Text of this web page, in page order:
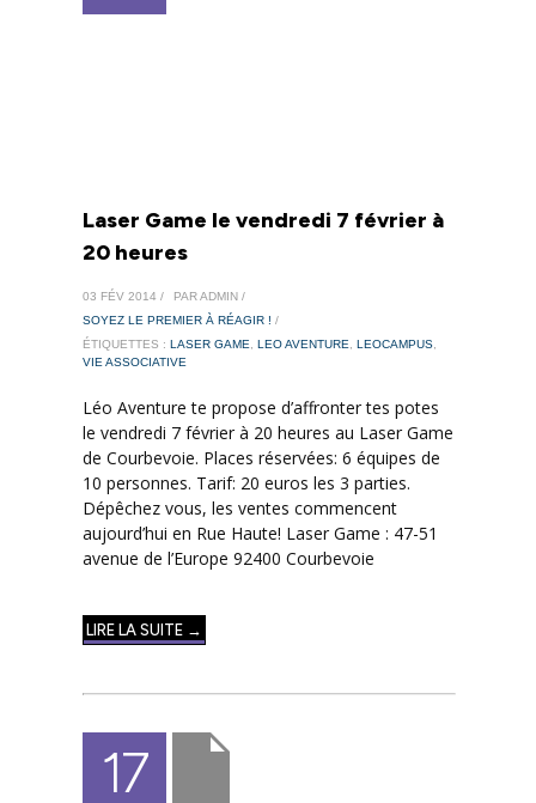
Laser Game le vendredi 7 février à
20 heures
03 FÉV 2014 /
PAR ADMIN /
SOYEZ LE PREMIER À RÉAGIR ! /
ÉTIQUETTES : LASER GAME LEO AVENTURE LEOCAMPUS
VIE ASSOCIATIVE
Léo Aventure te propose d’affronter tes potes
le vendredi 7 février à 20 heures au Laser Game
de Courbevoie. Places réservées: 6 équipes de
10 personnes. Tarif: 20 euros les 3 parties.
Dépêchez vous, les ventes commencent
aujourd’hui en Rue Haute! Laser Game : 47-51
avenue de l’Europe 92400 Courbevoie
LIRE LA SUITE →
17